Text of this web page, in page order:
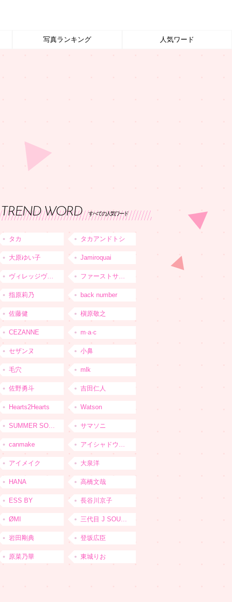
写真ランキング 人気ワード
TREND WORD すべての人気ワード
タカ タカアンドトシ
大原ゆい子 Jamiroquai
ヴィレッジヴァンガード ファーストサマーウイカ
指原莉乃 back number
佐藤健 槇原敬之
CEZANNE m·a·c
セザンヌ 小鼻
毛穴 mlk
佐野勇斗 吉田仁人
Hearts2Hearts Watson
SUMMER SONIC サマソニ
canmake アイシャドウベース
アイメイク 大泉洋
HANA 高橋文哉
ESS BY 長谷川京子
ØMI 三代目 J SOUL BROTHERS from EXILE TRIBE
岩田剛典 登坂広臣
原菜乃華 東城りお